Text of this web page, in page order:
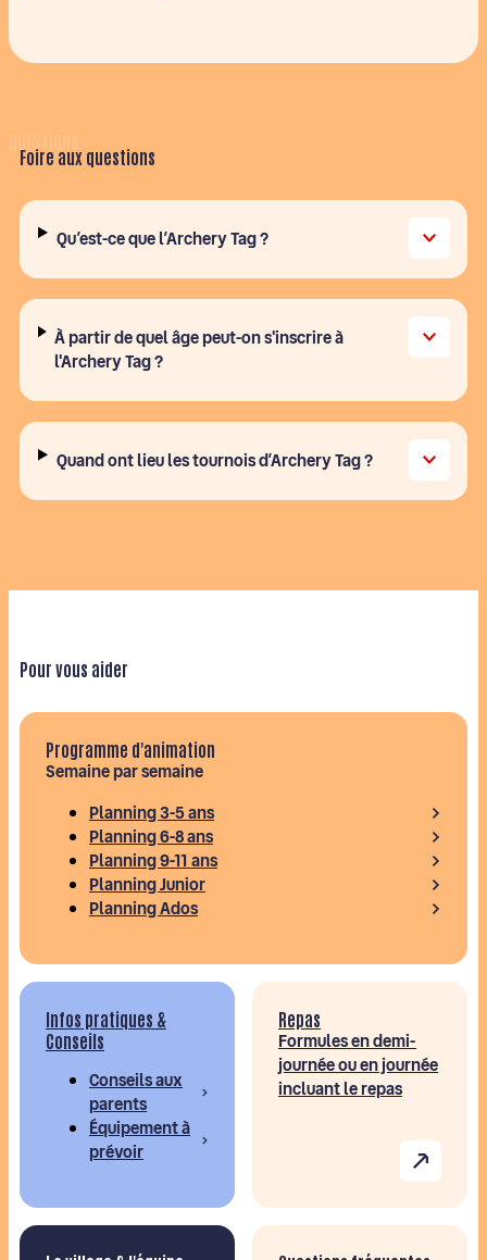
Foire aux questions
Qu’est-ce que l’Archery Tag ?
À partir de quel âge peut-on s'inscrire à
l'Archery Tag ?
Quand ont lieu les tournois d’Archery Tag ?
Pour vous aider
Programme d'animation
Semaine par semaine
Planning 3-5 ans
Planning 6-8 ans
Planning 9-11 ans
Planning Junior
Planning Ados
Infos pratiques &
Conseils
Conseils aux
parents
Équipement à
prévoir
Repas
Formules en demi-
journée ou en journée
incluant le repas